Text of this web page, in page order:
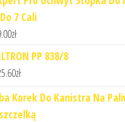
7 Cali
zł
PP 838/8
zł
Korek Do Kanistra Na